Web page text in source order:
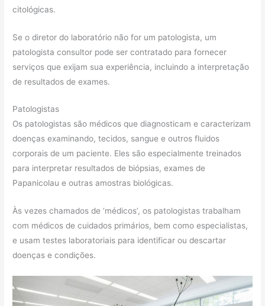
citológicas.
Se o diretor do laboratório não for um patologista, um
patologista consultor pode ser contratado para fornecer
serviços que exijam sua experiência, incluindo a interpretação
de resultados de exames.
Patologistas
Os patologistas são médicos que diagnosticam e caracterizam
doenças examinando, tecidos, sangue e outros fluidos
corporais de um paciente. Eles são especialmente treinados
para interpretar resultados de biópsias, exames de
Papanicolau e outras amostras biológicas.
Às vezes chamados de ‘médicos’, os patologistas trabalham
com médicos de cuidados primários, bem como especialistas,
e usam testes laboratoriais para identificar ou descartar
doenças e condições.